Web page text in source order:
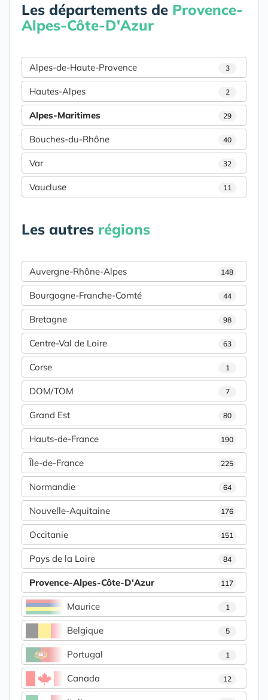
Les départements de Provence-
Alpes-Côte-D'Azur
Alpes-de-Haute-Provence 3
Hautes-Alpes 2
Alpes-Maritimes 29
Bouches-du-Rhône 40
Var 32
Vaucluse 11
Les autres régions
Auvergne-Rhône-Alpes 148
Bourgogne-Franche-Comté 44
Bretagne 98
Centre-Val de Loire 63
Corse 1
DOM/TOM 7
Grand Est 80
Hauts-de-France 190
Île-de-France 225
Normandie 64
Nouvelle-Aquitaine 176
Occitanie 151
Pays de la Loire 84
Provence-Alpes-Côte-D'Azur 117
Maurice 1
Belgique 5
Portugal 1
Canada 12